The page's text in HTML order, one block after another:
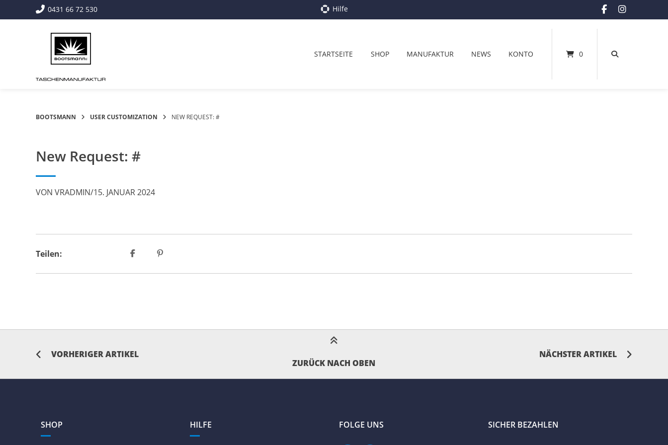
zum
0431 66 72 530 Hilfe
STARTSEITE SHOP MANUFAKTUR NEWS KONTO 0
BOOTSMANN USER CUSTOMIZATION NEW REQUEST: #
New Request: #
VON VRADMIN/15. JANUAR 2024
Teilen:
VORHERIGER ARTIKEL
NÄCHSTER ARTIKEL
ZURÜCK NACH OBEN
SHOP HILFE FOLGE UNS SICHER BEZAHLEN